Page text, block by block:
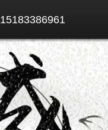
15183386961